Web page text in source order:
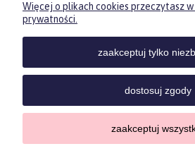
Sklep internetowy
Zasubskrybuj nasz newsletter
i otrzymaj5% rabatu na
Twój email
Więcej o plikach cookies przeczytasz
prywatności.
zaakceptuj tylko
dostosuj zgody
zaakceptuj